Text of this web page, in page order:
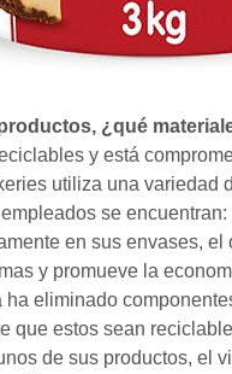
¿qué
y está
utiliza una variedad
se encuentran:
en sus envases,
y promueve la
eliminado
que estos sean
de sus productos, el